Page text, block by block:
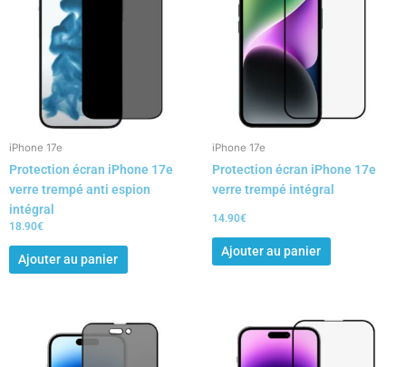
iPhone 17e
Protection écran iPhone 17e
verre trempé anti espion
intégral
18.90€
Ajouter au panier
iPhone 17e
Protection écran iPhone 17e
verre trempé intégral
14.90€
Ajouter au panier